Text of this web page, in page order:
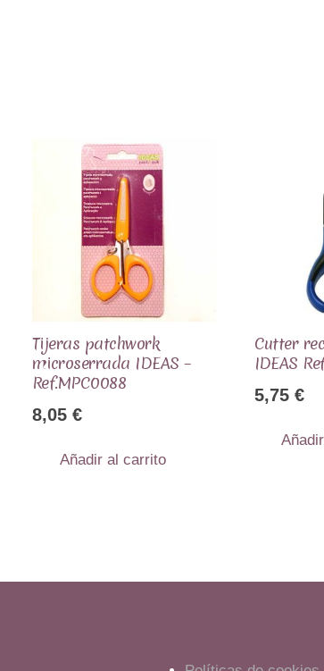
Tijeras patchwork
microserrada IDEAS –
Ref.MPC0088
8,05 €
Añadir al carrito
Cutter
IDEAS
5,75 €